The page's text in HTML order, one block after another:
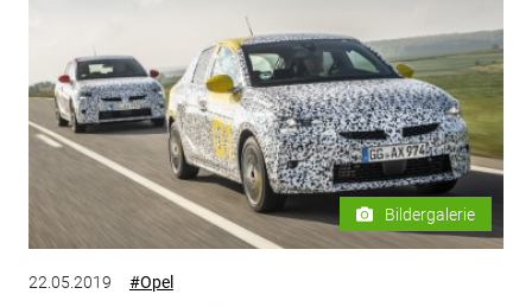
Bildergalerie
22.05.2019 #Opel